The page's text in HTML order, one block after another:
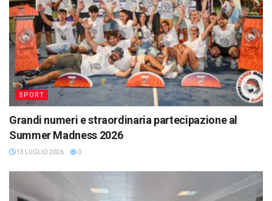
SPORT
Grandi numeri e straordinaria partecipazione al
Summer Madness 2026
13 LUGLIO 2026 0